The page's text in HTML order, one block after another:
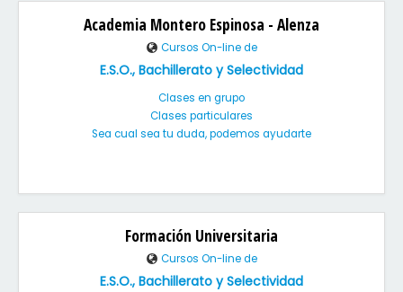
Academia Montero Espinosa - Alenza
Cursos On-line de
E.S.O., Bachillerato y Selectividad
Clases en grupo
Clases particulares
Sea cual sea tu duda, podemos ayudarte
Formación Universitaria
Cursos On-line de
E.S.O., Bachillerato y Selectividad